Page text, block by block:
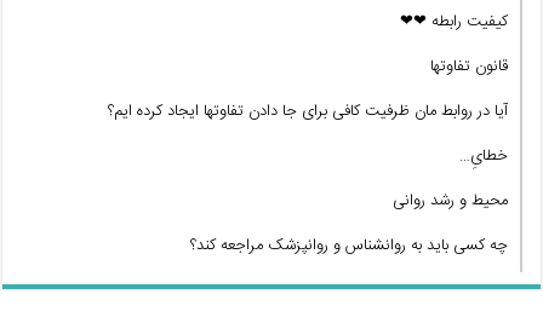
کیفیت رابطه ❤❤
قانون تفاوتها
آیا در روابط مان ظرفیت کافی برای جا دادن تفاوتها ایجاد کرده ایم؟
خطایِ…
محیط و رشد روانی
چه کسی باید به روانشناس و روانپزشک مراجعه کند؟